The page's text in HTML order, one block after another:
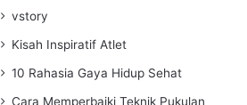
vstory
Kisah Inspiratif Atlet
10 Rahasia Gaya Hidup Sehat
Cara Memperbaiki Teknik Pukulan